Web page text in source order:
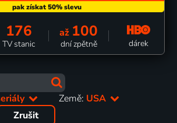
176
TV stanic
až 100
dní zpětně dárek
Země: USA
Zrušit